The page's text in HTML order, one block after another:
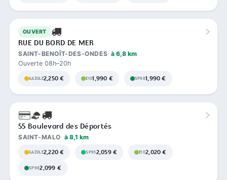
OUVERT
RUE DU BORD DE MER
SAINT-BENOÎT-DES-ONDES à 6,8 km
Ouverte 08h–20h
GAZOLE2,250 € E101,990 € SP981,990 €
55 Boulevard des Déportés
SAINT-MALO à 8,1 km
GAZOLE2,220 € SP952,059 € E102,020 €
SP982,099 €